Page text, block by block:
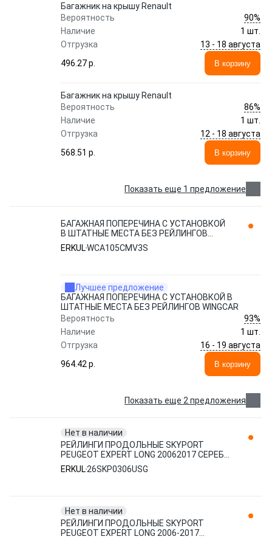
Багажник на крышу Renault
Вероятность
90%
Наличие
1 шт.
Отгрузка
13 - 18 августа
496.27 p.
В корзину
Багажник на крышу Renault
Вероятность
86%
Наличие
1 шт.
Отгрузка
12 - 18 августа
568.51 p.
В корзину
Показать еще 1 предложение
БАГАЖНАЯ ПОПЕРЕЧИНА С УСТАНОВКОЙ
В ШТАТНЫЕ МЕСТА БЕЗ РЕЙЛИНГОВ
WINGCAR WCA105CMV3S ERKUL
ERKULWCA105CMV3S
Лучшее предложение
БАГАЖНАЯ ПОПЕРЕЧИНА С УСТАНОВКОЙ В
ШТАТНЫЕ МЕСТА БЕЗ РЕЙЛИНГОВ WINGCAR
Вероятность
93%
Наличие
1 шт.
Отгрузка
16 - 19 августа
964.42 p.
В корзину
Показать еще 2 предложения
Нет в наличии
РЕЙЛИНГИ ПРОДОЛЬНЫЕ SKYPORT
PEUGEOT EXPERT LONG 20062017 СЕРЕБР
26SKP0306USG ERKUL
ERKUL26SKP0306USG
Нет в наличии
РЕЙЛИНГИ ПРОДОЛЬНЫЕ SKYPORT
PEUGEOT EXPERT LONG 2006-2017